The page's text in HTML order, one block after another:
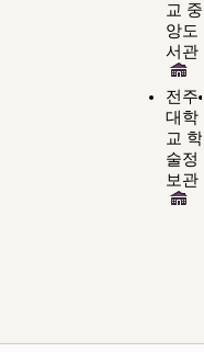
교 중
앙도
서관
전주
대학
교 학
술정
보관